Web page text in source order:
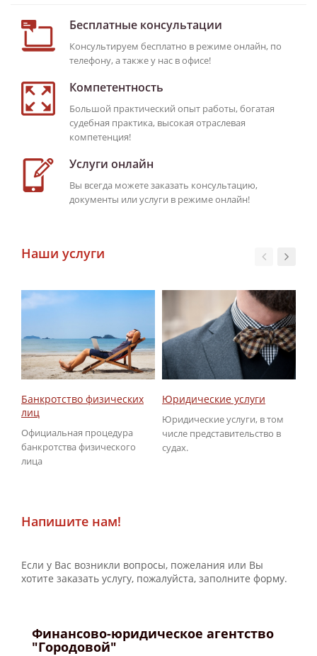
Бесплатные консультации
Консультируем бесплатно в режиме онлайн, по
телефону, а также у нас в офисе!
Компетентность
Большой практический опыт работы, богатая
судебная практика, высокая отраслевая
компетенция!
Услуги онлайн
Вы всегда можете заказать консультацию,
документы или услуги в режиме онлайн!
Наши услуги
Банкротство физических
лиц
Официальная процедура
банкротства физического
лица
Юридические услуги
Юридические услуги, в том
числе представительство в
судах.
Напишите нам!
Если у Вас возникли вопросы, пожелания или Вы
хотите заказать услугу, пожалуйста, заполните форму.
Финансово-юридическое агентство
"Городовой"